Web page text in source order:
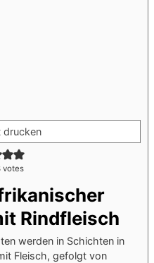
votes
Rindfleisch
werden in Schichten in
Fleisch, gefolgt von